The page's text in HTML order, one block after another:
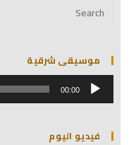
موسيقى شرقية
مشغل
الصوت 00:00
فيديو اليوم